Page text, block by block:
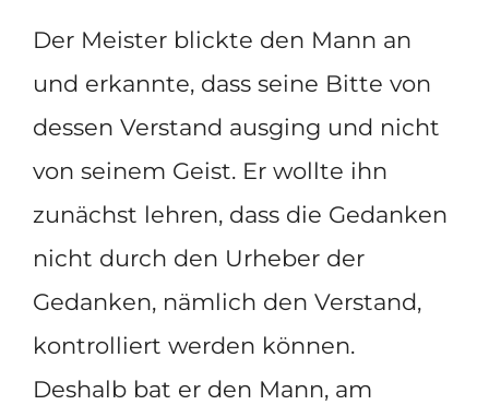
Der Meister blickte den Mann an
und erkannte, dass seine Bitte von
dessen Verstand ausging und nicht
von seinem Geist. Er wollte ihn
zunächst lehren, dass die Gedanken
nicht durch den Urheber der
Gedanken, nämlich den Verstand,
kontrolliert werden können.
Deshalb bat er den Mann, am